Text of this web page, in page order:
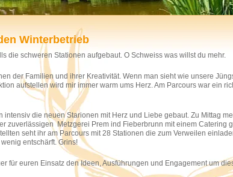
Winterbetrieb
die schweren Stationen aufgebaut. O Schweiss was willst du mehr.
der Familien und ihrer Kreativität. Wenn man sieht wie unsere
aufstellen wird mir immer warm ums Herz. Am Parcours war ein
intensiv die neuen Starionen mit Herz und Liebe gebaut. Zu Mittag
zuverlässigen Metzgerei Prem ind Fieberbrunn mit einem Catering
seht ihr am Parcours mit 28 Stationen die zum Verweilen
entschärft. Grins!
für euren Einsatz den Ideen, Ausführungen und Engagement um